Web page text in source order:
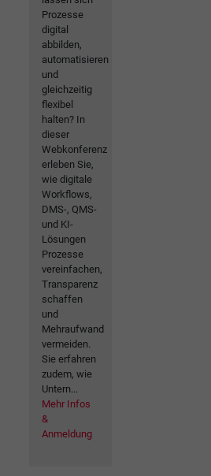
Prozesse
digital
abbilden,
automatisieren
und
gleichzeitig
flexibel
halten? In
dieser
Webkonferenz
erleben Sie,
wie digitale
Workflows,
DMS-, QMS-
und KI-
Lösungen
Prozesse
vereinfachen,
Transparenz
schaffen
und
Mehraufwand
vermeiden.
Sie erfahren
zudem, wie
Untern...
Mehr Infos
&
Anmeldung